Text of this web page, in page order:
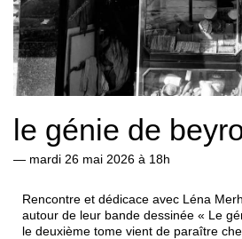
le génie de
— mardi 26 mai 2026 à 18h
Rencontre et dédicace avec Léna
autour de leur bande dessinée « Le
le deuxième tome vient de paraître